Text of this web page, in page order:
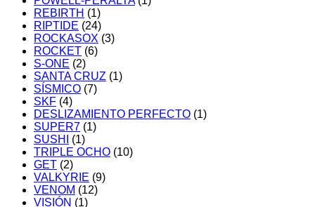
REBIRTH (1)
RIPTIDE (24)
ROCKASOX (3)
ROCKET (6)
S-ONE (2)
SANTA CRUZ (1)
SÍSMICO (7)
SKF (4)
DESLIZAMIENTO PERFECTO (1)
SUPER7 (1)
SUSHI
(1)
TRIPLE OCHO (10)
GET (2)
VALKYRIE (9)
VENOM (12)
VISIÓN (1)